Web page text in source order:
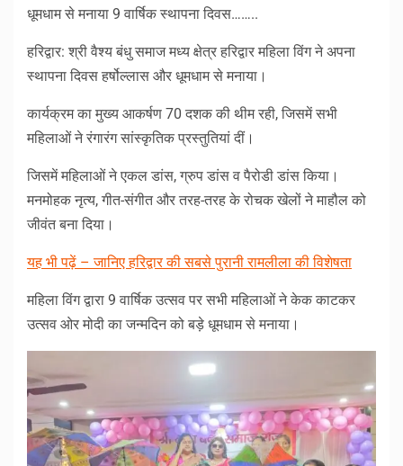
धूमधाम से मनाया 9 वार्षिक स्थापना दिवस……..
हरिद्वार: श्री वैश्य बंधु समाज मध्य क्षेत्र हरिद्वार महिला विंग ने अपना
स्थापना दिवस हर्षोल्लास और धूमधाम से मनाया।
कार्यक्रम का मुख्य आकर्षण 70 दशक की थीम रही, जिसमें सभी
महिलाओं ने रंगारंग सांस्कृतिक प्रस्तुतियां दीं।
जिसमें महिलाओं ने एकल डांस, ग्रुप डांस व पैरोडी डांस किया।
मनमोहक नृत्य, गीत-संगीत और तरह-तरह के रोचक खेलों ने माहौल को
जीवंत बना दिया।
यह भी पढ़ें – जानिए हरिद्वार की सबसे पुरानी रामलीला की विशेषता
महिला विंग द्वारा 9 वार्षिक उत्सव पर सभी महिलाओं ने केक काटकर
उत्सव ओर मोदी का जन्मदिन को बड़े धूमधाम से मनाया।